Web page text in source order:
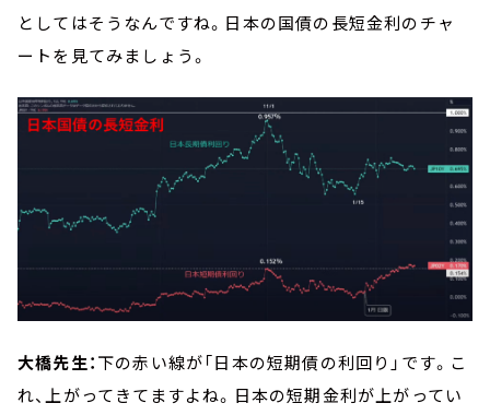
としてはそうなんですね。日本の国債の長短金利のチャ
ートを見てみましょう。
大橋先生：下の赤い線が「日本の短期債の利回り」です。こ
れ、上がってきてますよね。日本の短期金利が上がってい